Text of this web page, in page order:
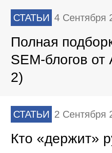
СТАТЬИ 4 Сентября
Полная
SEM-блогов от
2)
СТАТЬИ 2 Сентября
Кто «держит»